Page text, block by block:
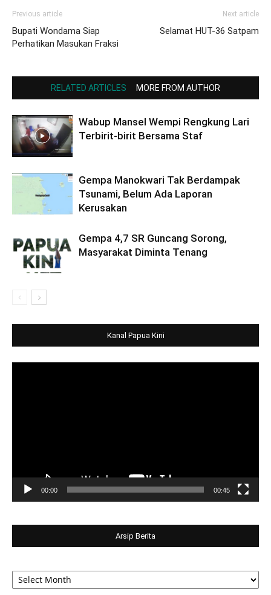
Previous article
Bupati Wondama Siap
Perhatikan Masukan Fraksi
Next article
Selamat HUT-36 Satpam
RELATED ARTICLES MORE FROM AUTHOR
Wabup Mansel Wempi Rengkung Lari
Terbirit-birit Bersama Staf
Gempa Manokwari Tak Berdampak
Tsunami, Belum Ada Laporan
Kerusakan
Gempa 4,7 SR Guncang Sorong,
Masyarakat Diminta Tenang
Kanal Papua Kini
00:00 00:45
Arsip Berita
Arsip
Berita